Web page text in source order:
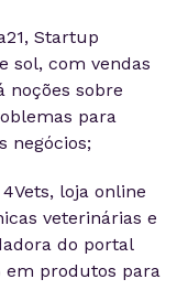
Startup
sol, com vendas
noções sobre
para
negócios;
loja online
veterinárias e
do portal
em produtos para